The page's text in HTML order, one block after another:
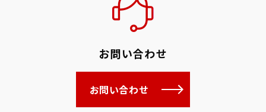
お問い合わせ
お問い合わせ